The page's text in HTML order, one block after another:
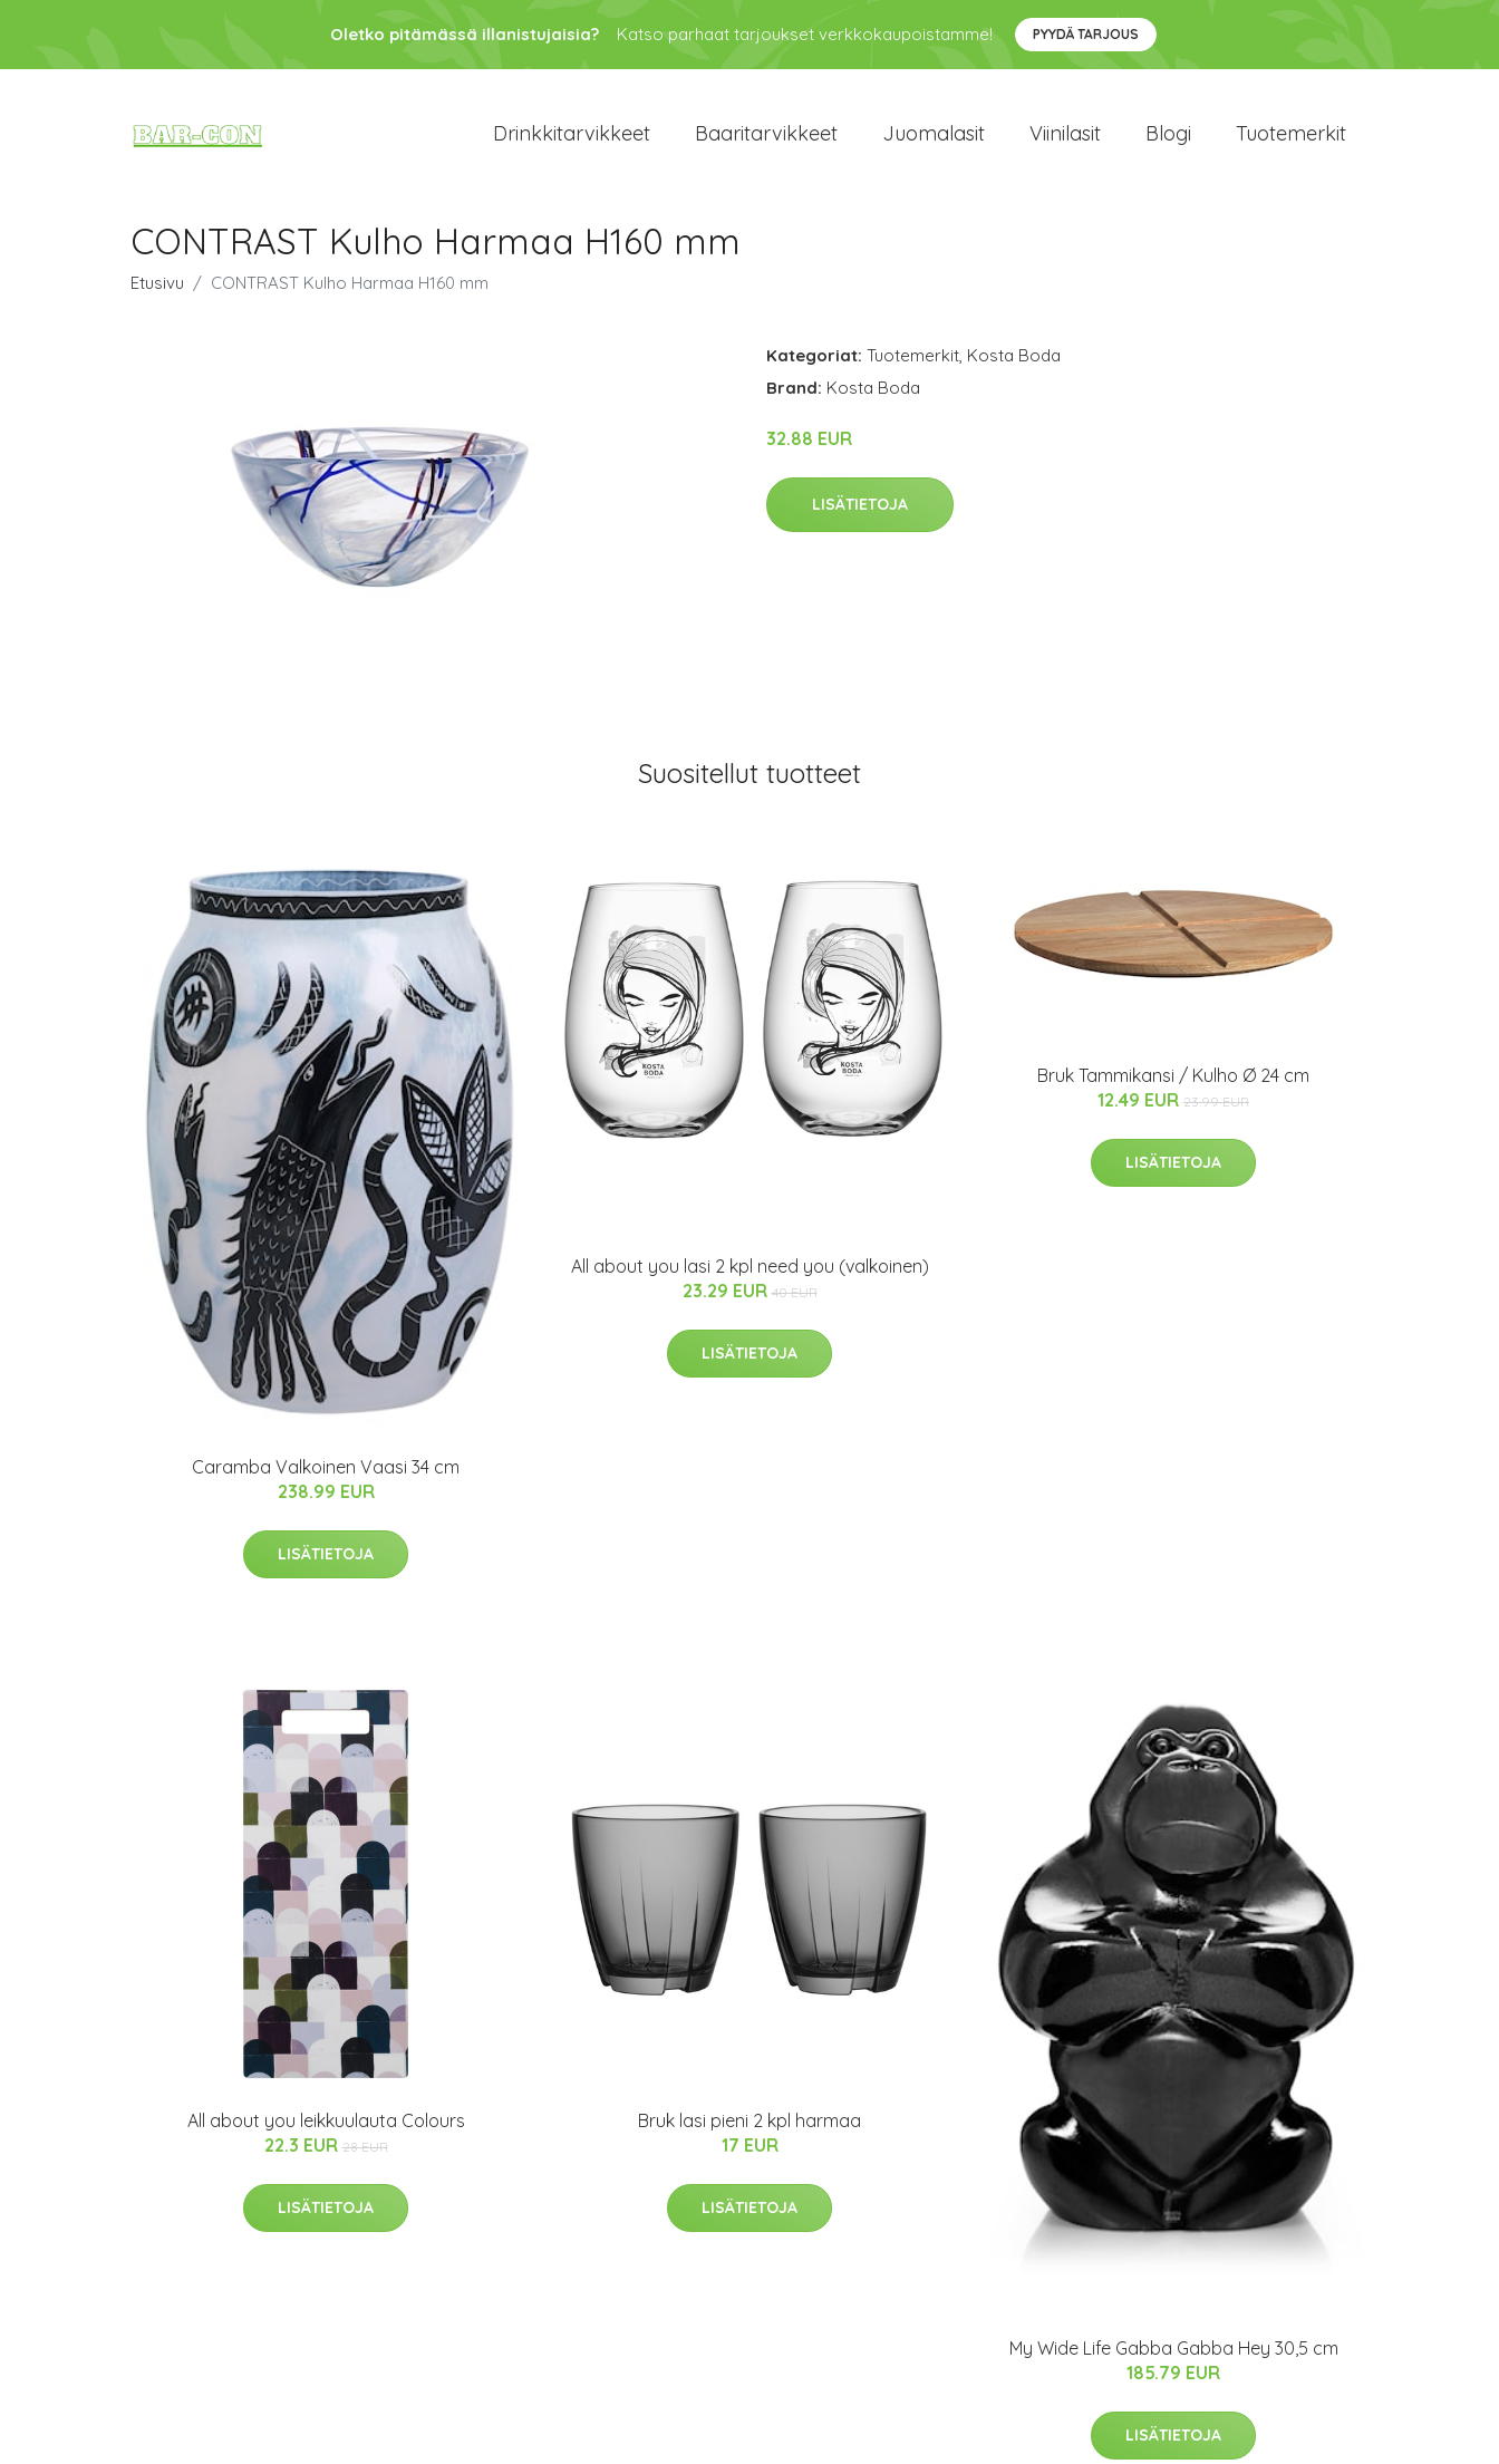
Oletko pitämässä illanistujaisia? Katso parhaat tarjoukset verkkokaupoistamme! PYYDÄ TARJOUS
Drinkkitarvikkeet Baaritarvikkeet Juomalasit Viinilasit Blogi Tuotemerkit
CONTRAST Kulho Harmaa H160 mm
Etusivu CONTRAST Kulho Harmaa H160 mm
Kategoriat: Tuotemerkit, Kosta Boda
Brand: Kosta Boda
32.88 EUR
LISÄTIETOJA
Suositellut tuotteet
Caramba Valkoinen Vaasi 34 cm
238.99 EUR
LISÄTIETOJA
All about you lasi 2 kpl need you (valkoinen)
23.29 EUR 40 EUR
LISÄTIETOJA
Bruk Tammikansi / Kulho Ø 24 cm
12.49 EUR 23.99 EUR
LISÄTIETOJA
All about you leikkuulauta Colours
22.3 EUR 28 EUR
LISÄTIETOJA
Bruk lasi pieni 2 kpl harmaa
17 EUR
LISÄTIETOJA
My Wide Life Gabba Gabba Hey 30,5 cm
185.79 EUR
LISÄTIETOJA